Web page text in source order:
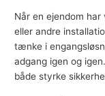
Når en ejendom
eller andre
tænke i
adgang igen og
både styrke